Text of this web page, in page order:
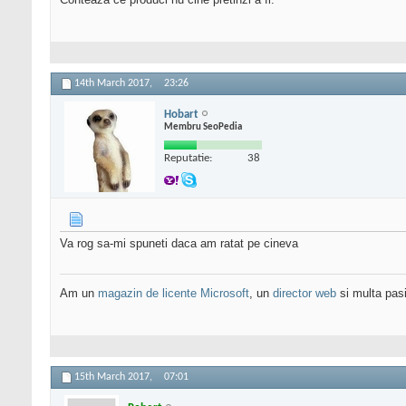
14th March 2017, 23:26
Hobart
Membru SeoPedia
Reputatie: 38
Va rog sa-mi spuneti daca am ratat pe cineva
Am un magazin de licente Microsoft, un director web si multa
15th March 2017, 07:01